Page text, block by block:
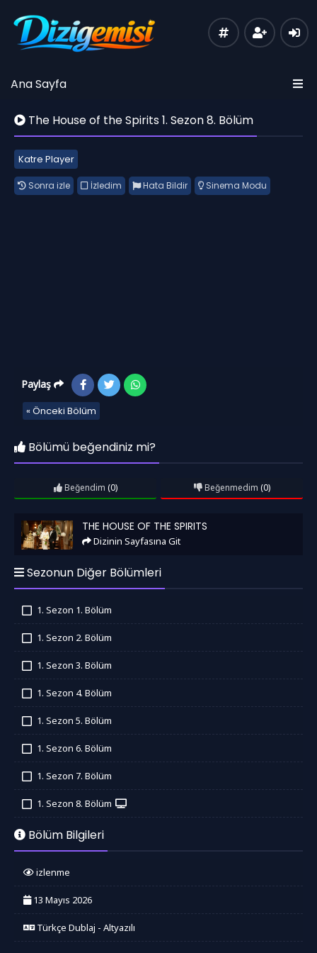
Ana Sayfa
The House of the Spirits 1. Sezon 8. Bölüm
Katre Player
Sonra izle İzledim Hata Bildir Sinema Modu
Paylaş
« Önceki Bölüm
Bölümü beğendiniz mi?
Beğendim (0) Beğenmedim (0)
The House of the SpiritsTHE HOUSE OF THE SPIRITS
Dizinin Sayfasına Git
Sezonun Diğer Bölümleri
1. Sezon 1. Bölüm
1. Sezon 2. Bölüm
1. Sezon 3. Bölüm
1. Sezon 4. Bölüm
1. Sezon 5. Bölüm
1. Sezon 6. Bölüm
1. Sezon 7. Bölüm
1. Sezon 8. Bölüm
Bölüm Bilgileri
izlenme
13 Mayıs 2026
Türkçe Dublaj - Altyazılı